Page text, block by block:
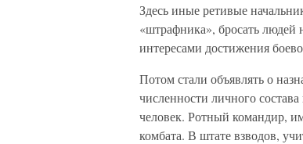
Здесь иные ретивые
«штрафника», бросать людей
интересами достижения
Потом стали объявлять о
численности личного
человек. Ротный командир,
комбата. В штате взводов,